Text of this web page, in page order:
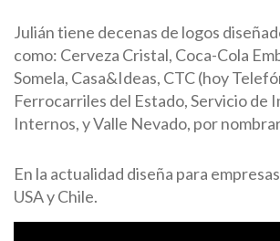
Julián tiene decenas de logos
como: Cerveza Cristal, Coca-Cola
Somela, Casa&Ideas, CTC (hoy
Ferrocarriles del Estado, Servicio de
Internos, y Valle Nevado, por
En la actualidad diseña para
USA y Chile.